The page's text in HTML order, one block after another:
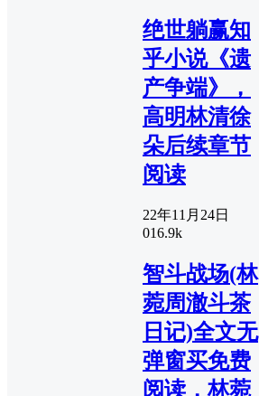
绝世躺赢知
乎小说《遗
产争端》，
高明林清徐
朵后续章节
阅读
22年11月24日
016.9k
智斗战场(林
菀周澈斗茶
日记)全文无
弹窗买免费
阅读，林菀